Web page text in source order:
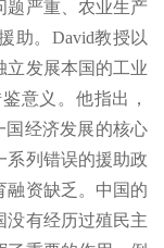
题严重、农业生产
助。David教授以
立发展本国的工业
意义。他指出，
国经济发展的核心
系列错误的援助政
融资缺乏。中国的
没有经历过殖民主